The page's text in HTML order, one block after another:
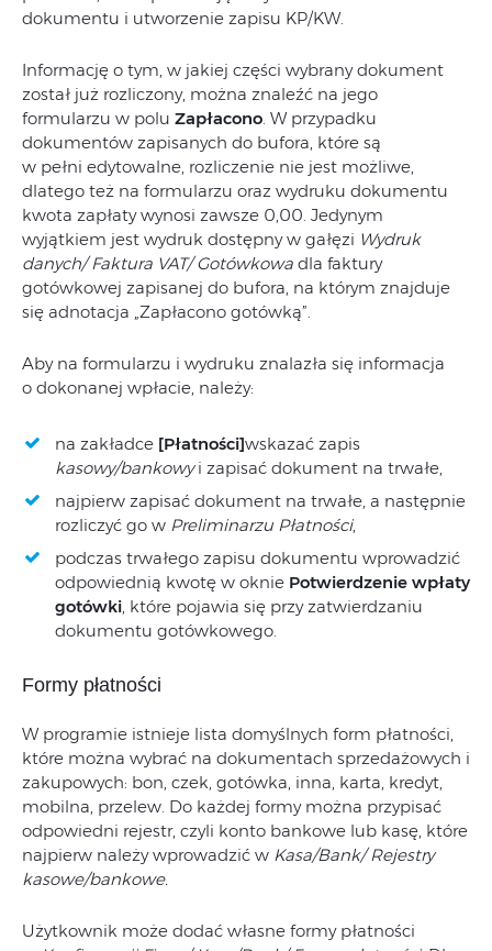
dokumentu i utworzenie zapisu KP/KW.
Informację o tym, w jakiej części wybrany dokument
został już rozliczony, można znaleźć na jego
formularzu w polu Zapłacono. W przypadku
dokumentów zapisanych do bufora, które są
w pełni edytowalne, rozliczenie nie jest możliwe,
dlatego też na formularzu oraz wydruku dokumentu
kwota zapłaty wynosi zawsze 0,00. Jedynym
wyjątkiem jest wydruk dostępny w gałęzi Wydruk
danych/ Faktura VAT/ Gotówkowa dla faktury
gotówkowej zapisanej do bufora, na którym znajduje
się adnotacja „Zapłacono gotówką”.
Aby na formularzu i wydruku znalazła się informacja
o dokonanej wpłacie, należy:
na zakładce [Płatności]wskazać zapis
kasowy/bankowyi zapisać dokument na trwałe,
najpierw zapisać dokument na trwałe, a następnie
rozliczyć go w Preliminarzu Płatności,
podczas trwałego zapisu dokumentu wprowadzić
odpowiednią kwotę w oknie Potwierdzenie wpłaty
gotówki, które pojawia się przy zatwierdzaniu
dokumentu gotówkowego.
Formy płatności
W programie istnieje lista domyślnych form płatności,
które można wybrać na dokumentach sprzedażowych i
zakupowych: bon, czek, gotówka, inna, karta, kredyt,
mobilna, przelew. Do każdej formy można przypisać
odpowiedni rejestr, czyli konto bankowe lub kasę, które
najpierw należy wprowadzić w Kasa/Bank/ Rejestry
kasowe/bankowe.
Użytkownik może dodać własne formy płatności